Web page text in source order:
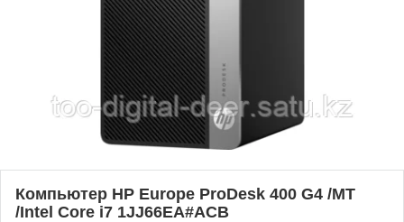
Компьютер HP Europe ProDesk 400 G4 /MT
/Intel Core i7 1JJ66EA#ACB